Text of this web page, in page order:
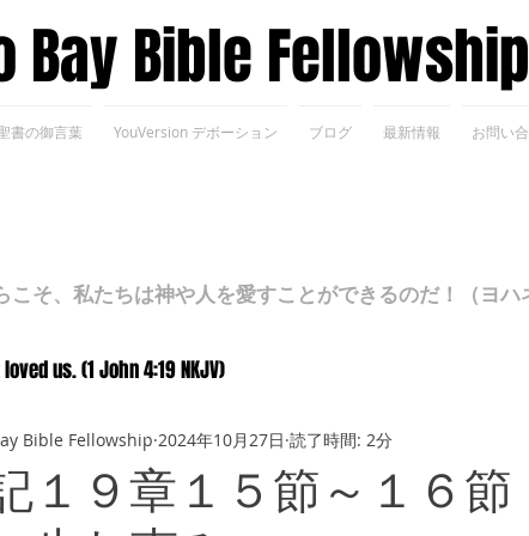
Bay Bible Fellowship
書の御言葉 YouVersion デボーション ブログ 最新情報 お問い
そ、私たちは神や人を愛すことができるのだ！（ヨハ
us. (1 John 4:19 NKJV)
１９章１５節～１６
Bible Fellowship 2024年10月27日 読了時間: 2分